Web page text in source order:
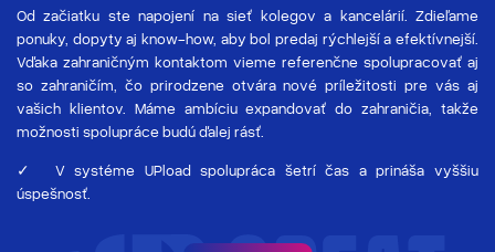
Od začiatku ste napojení na sieť kolegov a kancelárií. Zdieľame
ponuky, dopyty aj know-how, aby bol predaj rýchlejší a efektívnejší.
Vďaka zahraničným kontaktom vieme referenčne spolupracovať aj
so zahraničím, čo prirodzene otvára nové príležitosti pre vás aj
vašich klientov. Máme ambíciu expandovať do zahraničia, takže
možnosti spolupráce budú ďalej rásť.
✓ V systéme UPload spolupráca šetrí čas a prináša vyššiu
úspešnosť.